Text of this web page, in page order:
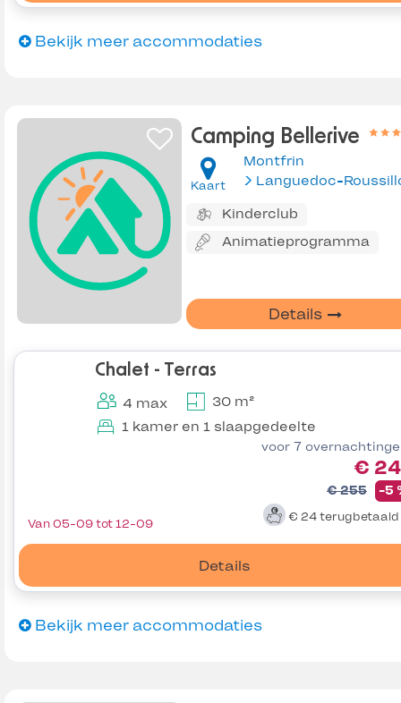
Bekijk meer accommodaties
Camping Bellerive
Kaart
Montfrin
Languedoc-
Kinderclub
Animatieprogramma
Details
Chalet - Terras
4 max
30 m²
1 kamer en 1 slaapgedeelte
voor 7
€
€ 255 -5
€ 24 terugbetaald
Details
Van 05-09 tot 12-09
Bekijk meer accommodaties